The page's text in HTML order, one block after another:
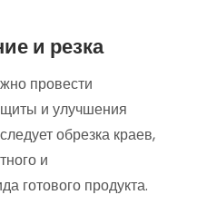
и резка
провести
и улучшения
обрезка краев,
и
готового продукта.